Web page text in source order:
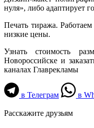
нуля», либо адаптирует
Печать тиража.
низкие цены.
Узнать стоимость
Новороссийске и
каналах Главрекламы
в Телеграм в
Расскажите друзьям